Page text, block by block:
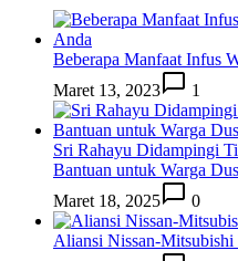
Beberapa Manfaat Infus
Maret 13, 2023
1
Sri Rahayu Didampingi
Bantuan untuk Warga
Maret 18, 2025
0
Aliansi Nissan-